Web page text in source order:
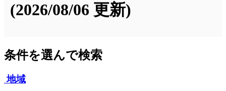
(2026/08/06 更新)
条件を選んで検索
地域